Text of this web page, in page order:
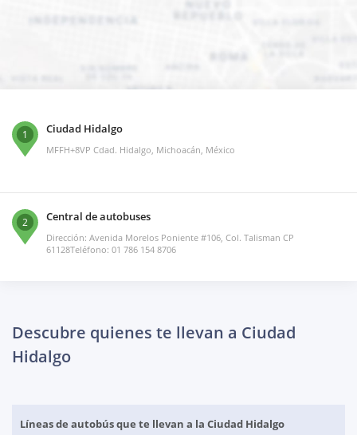
1 Ciudad Hidalgo
MFFH+8VP Cdad. Hidalgo, Michoacán, México
2 Central de autobuses
Dirección: Avenida Morelos Poniente #106, Col. Talisman CP
61128Teléfono: 01 786 154 8706
Descubre quienes te llevan a Ciudad
Hidalgo
Líneas de autobús que te llevan a la Ciudad Hidalgo